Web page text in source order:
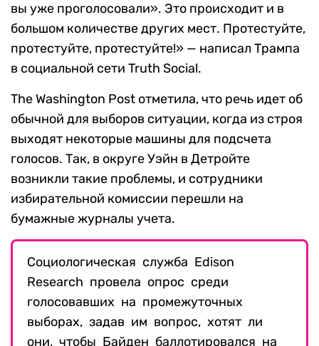
вы уже проголосовали». Это происходит и в
большом количестве других мест. Протестуйте,
протестуйте, протестуйте!» — написал Трампа
в социальной сети Truth Social.
The Washington Post отметила, что речь идет об
обычной для выборов ситуации, когда из строя
выходят некоторые машины для подсчета
голосов. Так, в округе Уэйн в Детройте
возникли такие проблемы, и сотрудники
избирательной комиссии перешли на
бумажные журналы учета.
Социологическая служба Edison
Research провела опрос среди
голосовавших на промежуточных
выборах, задав им вопрос, хотят ли
они, чтобы Байден баллотировался на